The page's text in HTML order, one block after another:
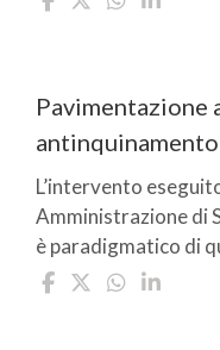
Pavimentazione
antinquinamento
L’intervento
Amministrazione di
è paradigmatico di